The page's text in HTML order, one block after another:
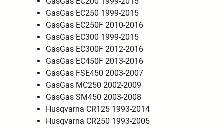
GasGas EC250 1999-2015
GasGas EC250F 2010-2016
GasGas EC300 1999-2015
GasGas EC300F 2012-2016
GasGas EC450F 2013-2016
GasGas FSE450 2003-2007
GasGas MC250 2002-2009
GasGas SM450 2003-2008
Husqvarna CR125 1993-2014
Husqvarna CR250 1993-2005